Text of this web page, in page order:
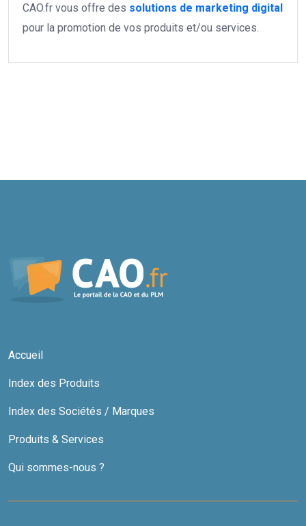
CAO.fr vous offre des solutions de marketing digital
pour la promotion de vos produits et/ou services.
Accueil
Index des Produits
Index des Sociétés / Marques
Produits & Services
Qui sommes-nous ?